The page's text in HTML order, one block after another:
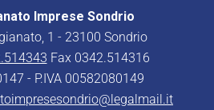
Imprese Sondrio
1 - 23100 Sondrio
Fax 0342.514316
- P.IVA 00582080149